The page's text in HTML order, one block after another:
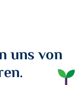
uns von